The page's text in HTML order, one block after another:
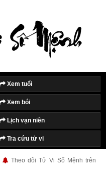
Xem tuổi
Xem bói
Lịch vạn niên
Tra cứu tử vi
Theo dõi Tử Vi Số Mệnh trên